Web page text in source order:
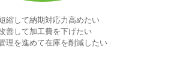
して納期対応力高めたい
して加工費を下げたい
を進めて在庫を削減したい